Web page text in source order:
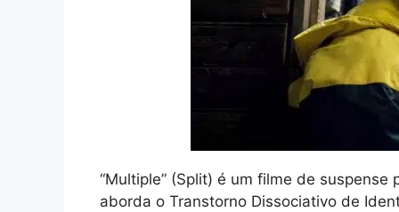
“Multiple” (Split) é um filme de
aborda o Transtorno Dissociativo de